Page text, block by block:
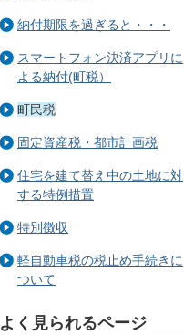
納付期限を過ぎると・・・
スマートフォン決済アプリに
よる納付(町税）
町民税
固定資産税・都市計画税
住宅を建て替え中の土地に対
する特例措置
特別徴収
軽自動車税の税止め手続きに
ついて
よく見られるページ